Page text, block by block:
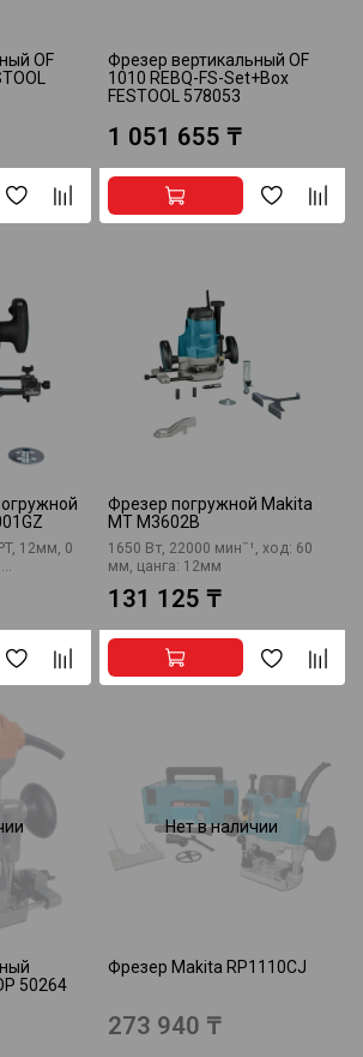
OF
Фрезер вертикальный OF
1010 REBQ-FS-Set+Box
FESTOOL 578053
1 051 655 ₸
12мм, 0
Фрезер погружной Makita
MT M3602B
1650 Вт, 22000 минˉ¹, ход: 60
мм, цанга: 12мм
131 125 ₸
50264
Нет в наличии
Фрезер Makita RP1110CJ
273 940 ₸